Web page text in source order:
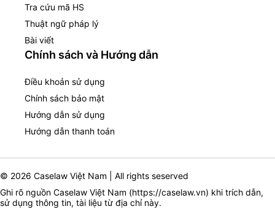
Tra cứu mã HS
Thuật ngữ pháp lý
Bài viết
Chính sách và Hướng dẫn
Điều khoản sử dụng
Chính sách bảo mật
Hướng dẫn sử dụng
Hướng dẫn thanh toán
© 2026 Caselaw Việt Nam | All rights seserved
Ghi rõ nguồn Caselaw Việt Nam (https://caselaw.vn) khi trích dẫn,
sử dụng thông tin, tài liệu từ địa chỉ này.